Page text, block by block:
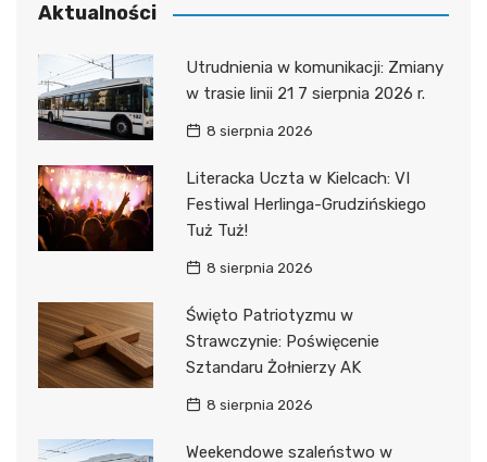
Aktualności
Utrudnienia w komunikacji: Zmiany
w trasie linii 21 7 sierpnia 2026 r.
8 sierpnia 2026
Literacka Uczta w Kielcach: VI
Festiwal Herlinga-Grudzińskiego
Tuż Tuż!
8 sierpnia 2026
Święto Patriotyzmu w
Strawczynie: Poświęcenie
Sztandaru Żołnierzy AK
8 sierpnia 2026
Weekendowe szaleństwo w